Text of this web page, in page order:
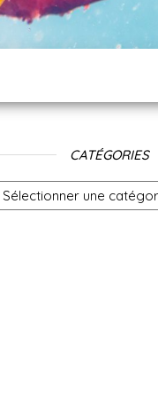
CATÉGORIES
Catégories